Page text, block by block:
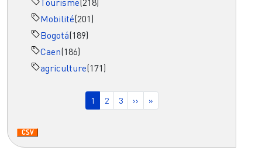
Mobilité(201)
Bogotá(189)
Caen(186)
agriculture(171)
Page courante
1 Page
2 Page
3 Page suivante
›› Dernière page
»